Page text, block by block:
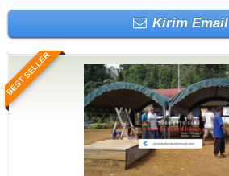
Kirim Email
BEST SELLER